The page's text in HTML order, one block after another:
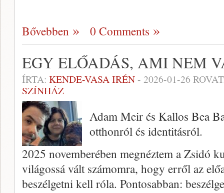
Bővebben 0 Comments
EGY ELŐADÁS, AMI NEM
ÍRTA: KENDE-VASA IRÉN- 2026-01-26
SZÍNHÁZ
Adam Meir és Kallos Bea
otthonról és identitásról.
2025 novemberében megnéztem a Zsidó
világossá vált számomra, hogy erről az
beszélgetni kell róla. Pontosabban: